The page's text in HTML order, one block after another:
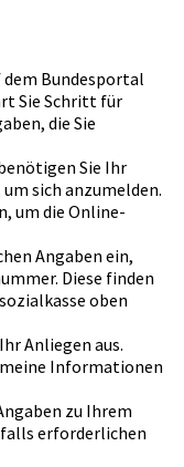
dem Bundesportal
Sie Schritt für
die Sie
Sie Ihr
sich anzumelden.
um die Online-
Angaben ein,
Diese finden
oben
Anliegen aus.
Informationen
zu Ihrem
erforderlichen